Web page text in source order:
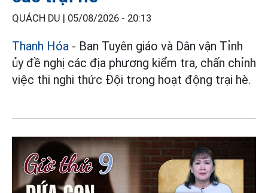
QUÁCH DU | 05/08/2026 - 20:13
Thanh Hóa - Ban Tuyên giáo và Dân vận Tỉnh
ủy đề nghị các địa phương kiểm tra, chấn chỉnh
việc thi nghi thức Đội trong hoạt động trại hè.